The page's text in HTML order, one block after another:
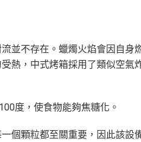
並不存在。蠟燭火焰會因自身
熱，中式烤箱採用了類似空氣
度，使食物能夠焦糖化。
個顆粒都至關重要，因此該設